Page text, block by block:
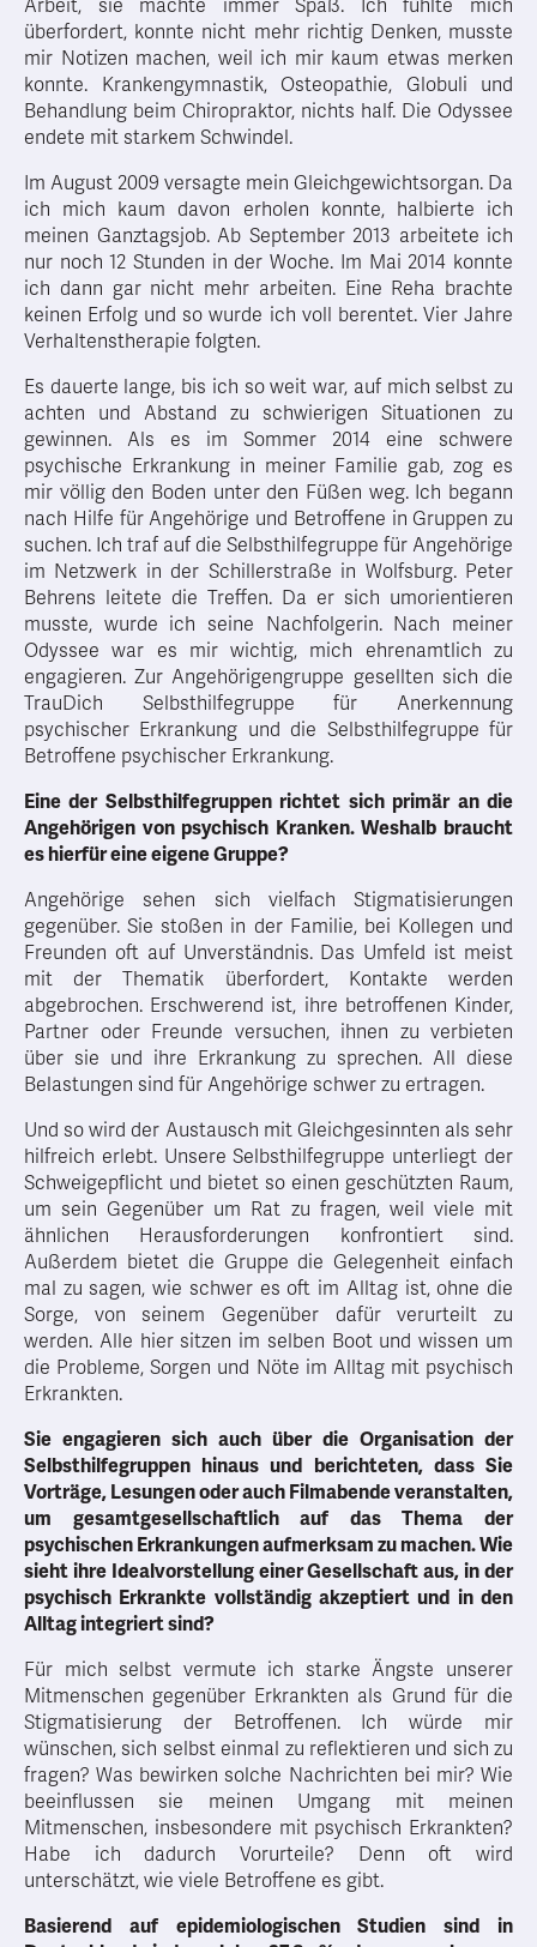
Arbeit, sie machte immer Spaß. Ich fühlte mich
überfordert, konnte nicht mehr richtig Denken, musste
mir Notizen machen, weil ich mir kaum etwas merken
konnte. Krankengymnastik, Osteopathie, Globuli und
Behandlung beim Chiropraktor, nichts half. Die Odyssee
endete mit starkem Schwindel.
Im August 2009 versagte mein Gleichgewichtsorgan. Da
ich mich kaum davon erholen konnte, halbierte ich
meinen Ganztagsjob. Ab September 2013 arbeitete ich
nur noch 12 Stunden in der Woche. Im Mai 2014 konnte
ich dann gar nicht mehr arbeiten. Eine Reha brachte
keinen Erfolg und so wurde ich voll berentet. Vier Jahre
Verhaltenstherapie folgten.
Es dauerte lange, bis ich so weit war, auf mich selbst zu
achten und Abstand zu schwierigen Situationen zu
gewinnen. Als es im Sommer 2014 eine schwere
psychische Erkrankung in meiner Familie gab, zog es
mir völlig den Boden unter den Füßen weg. Ich begann
nach Hilfe für Angehörige und Betroffene in Gruppen zu
suchen. Ich traf auf die Selbsthilfegruppe für Angehörige
im Netzwerk in der Schillerstraße in Wolfsburg. Peter
Behrens leitete die Treffen. Da er sich umorientieren
musste, wurde ich seine Nachfolgerin. Nach meiner
Odyssee war es mir wichtig, mich ehrenamtlich zu
engagieren. Zur Angehörigengruppe gesellten sich die
TrauDich Selbsthilfegruppe für Anerkennung
psychischer Erkrankung und die Selbsthilfegruppe für
Betroffene psychischer Erkrankung.
Eine der Selbsthilfegruppen richtet sich primär an die
Angehörigen von psychisch Kranken. Weshalb braucht
es hierfür eine eigene Gruppe?
Angehörige sehen sich vielfach Stigmatisierungen
gegenüber. Sie stoßen in der Familie, bei Kollegen und
Freunden oft auf Unverständnis. Das Umfeld ist meist
mit der Thematik überfordert, Kontakte werden
abgebrochen. Erschwerend ist, ihre betroffenen Kinder,
Partner oder Freunde versuchen, ihnen zu verbieten
über sie und ihre Erkrankung zu sprechen. All diese
Belastungen sind für Angehörige schwer zu ertragen.
Und so wird der Austausch mit Gleichgesinnten als sehr
hilfreich erlebt. Unsere Selbsthilfegruppe unterliegt der
Schweigepflicht und bietet so einen geschützten Raum,
um sein Gegenüber um Rat zu fragen, weil viele mit
ähnlichen Herausforderungen konfrontiert sind.
Außerdem bietet die Gruppe die Gelegenheit einfach
mal zu sagen, wie schwer es oft im Alltag ist, ohne die
Sorge, von seinem Gegenüber dafür verurteilt zu
werden. Alle hier sitzen im selben Boot und wissen um
die Probleme, Sorgen und Nöte im Alltag mit psychisch
Erkrankten.
Sie engagieren sich auch über die Organisation der
Selbsthilfegruppen hinaus und berichteten, dass Sie
Vorträge, Lesungen oder auch Filmabende veranstalten,
um gesamtgesellschaftlich auf das Thema der
psychischen Erkrankungen aufmerksam zu machen. Wie
sieht ihre Idealvorstellung einer Gesellschaft aus, in der
psychisch Erkrankte vollständig akzeptiert und in den
Alltag integriert sind?
Für mich selbst vermute ich starke Ängste unserer
Mitmenschen gegenüber Erkrankten als Grund für die
Stigmatisierung der Betroffenen. Ich würde mir
wünschen, sich selbst einmal zu reflektieren und sich zu
fragen? Was bewirken solche Nachrichten bei mir? Wie
beeinflussen sie meinen Umgang mit meinen
Mitmenschen, insbesondere mit psychisch Erkrankten?
Habe ich dadurch Vorurteile? Denn oft wird
unterschätzt, wie viele Betroffene es gibt.
Basierend auf epidemiologischen Studien sind in